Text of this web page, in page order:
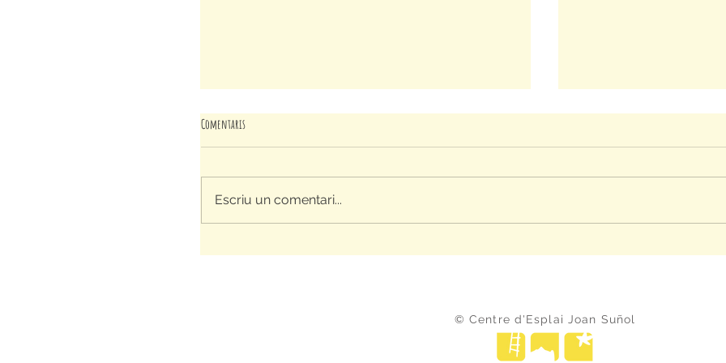
DESCOBRIM LA COMUNITAT A L'ESPLAI
SOPAR DE PASQUA 2026: LA MÀGIA
Comentaris
Escriu un comentari...
© Centre d'Esplai Joan Suñol